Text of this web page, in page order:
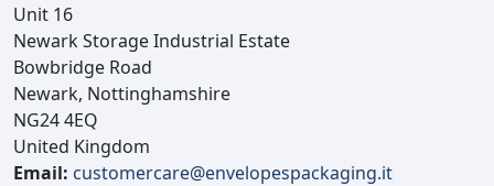
Unit 16
Newark Storage Industrial Estate
Bowbridge Road
Newark, Nottinghamshire
NG24 4EQ
United Kingdom
Email: customercare@envelopespackaging.it